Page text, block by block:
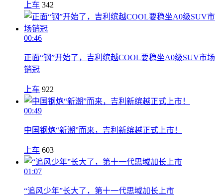
上车 342
00:46
正面“钢”开始了，吉利缤越COOL要稳坐A0级SUV市场
销冠
上车 922
00:49
中国钢炮“新潮”而来，吉利新缤越正式上市！
上车 603
01:07
“追风少年”长大了，第十一代思域加长上市